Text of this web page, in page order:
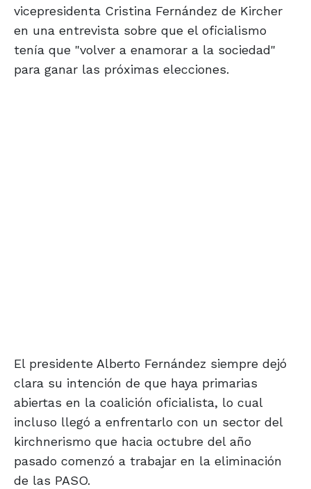
vicepresidenta Cristina Fernández de Kircher
en una entrevista sobre que el oficialismo
tenía que "volver a enamorar a la sociedad"
para ganar las próximas elecciones.
El presidente Alberto Fernández siempre dejó
clara su intención de que haya primarias
abiertas en la coalición oficialista, lo cual
incluso llegó a enfrentarlo con un sector del
kirchnerismo que hacia octubre del año
pasado comenzó a trabajar en la eliminación
de las PASO.